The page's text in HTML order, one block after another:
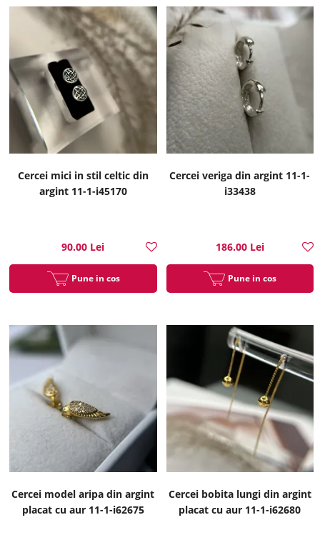
Cercei mici in stil celtic din
argint 11-1-i45170
90.00 Lei
Pune in cos
Cercei veriga din argint 11-1-
i33438
186.00 Lei
Pune in cos
Cercei model aripa din argint
placat cu aur 11-1-i62675
Cercei bobita lungi din argint
placat cu aur 11-1-i62680